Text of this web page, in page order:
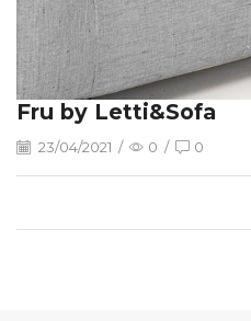
Fru by Letti&Sofa
23/04/2021 / 0 / 0